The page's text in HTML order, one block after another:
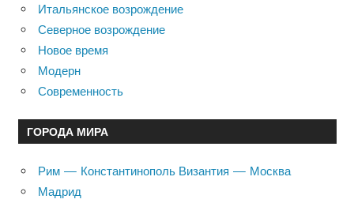
Итальянское возрождение
Северное возрождение
Новое время
Модерн
Современность
ГОРОДА МИРА
Рим — Константинополь Византия — Москва
Мадрид